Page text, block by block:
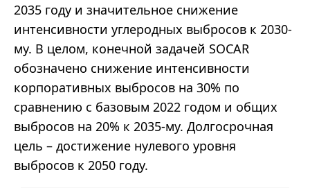
2035 году и значительное снижение
интенсивности углеродных выбросов к 2030-
му. В целом, конечной задачей SOCAR
обозначено снижение интенсивности
корпоративных выбросов на 30% по
сравнению с базовым 2022 годом и общих
выбросов на 20% к 2035-му. Долгосрочная
цель – достижение нулевого уровня
выбросов к 2050 году.